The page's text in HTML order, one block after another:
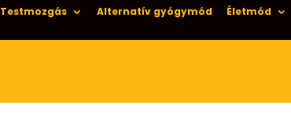
Testmozgás Alternatív gyógymód Életmód